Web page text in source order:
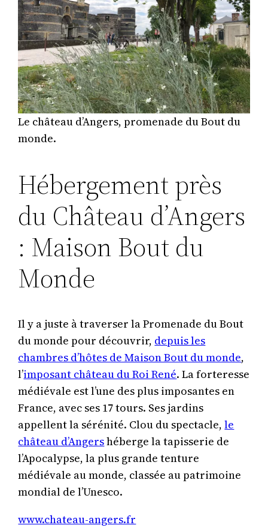
Le château d’Angers, promenade du Bout du
monde.
Hébergement près
du Château d’Angers
: Maison Bout du
Monde
Il y a juste à traverser la Promenade du Bout
du monde pour découvrir, depuis les
chambres d’hôtes de Maison Bout du monde,
l’imposant château du Roi René. La forteresse
médiévale est l’une des plus imposantes en
France, avec ses 17 tours. Ses jardins
appellent la sérénité. Clou du spectacle,le
château d’Angershéberge la tapisserie de
l’Apocalypse, la plus grande tenture
médiévale au monde, classée au patrimoine
mondial de l’Unesco.
www.chateau-angers.fr